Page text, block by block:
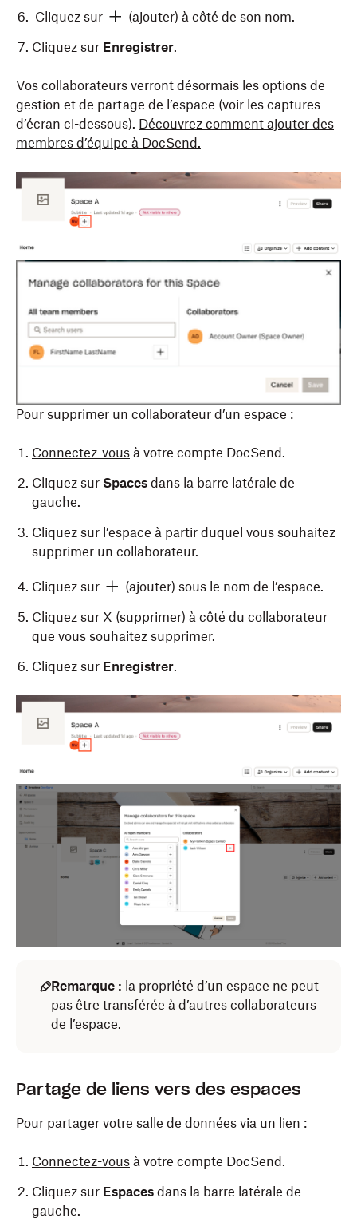
Cliquez sur
(ajouter) à côté de son nom.
Cliquez sur Enregistrer.
Vos collaborateurs verront désormais les options de
gestion et de partage de l’espace (voir les captures
d’écran ci-dessous). Découvrez comment ajouter des
membres d’équipe à DocSend.
Pour supprimer un collaborateur d’un espace :
Connectez-vous à votre compte DocSend.
Cliquez sur Spaces dans la barre latérale de
gauche.
Cliquez sur l’espace à partir duquel vous souhaitez
supprimer un collaborateur.
Cliquez sur
(ajouter) sous le nom de l’espace.
Cliquez sur X (supprimer) à côté du collaborateur
que vous souhaitez supprimer.
Cliquez sur Enregistrer.
Remarque : la propriété d’un espace ne peut
pas être transférée à d’autres collaborateurs
de l’espace.
Partage de liens vers des espaces
Pour partager votre salle de données via un lien :
Connectez-vous à votre compte DocSend.
Cliquez sur Espaces dans la barre latérale de
gauche.